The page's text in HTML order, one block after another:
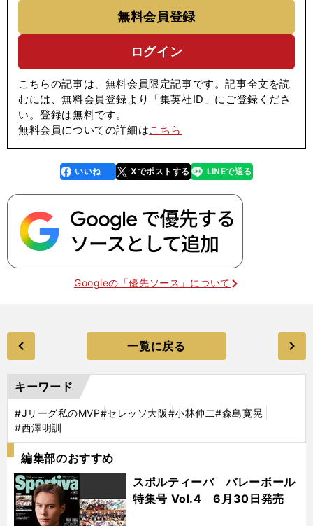
無料会員登録
ログイン
こちらの記事は、無料会員限定記事です。記事全文を読
むには、無料会員登録より「集英社ID」にご登録くださ
い。登録は無料です。
無料会員についての詳細はこちら
faceboo
k
いいね Xでポストする
line LINEで送る
Googleの「優先ソース」について
一覧に戻る
キーワード
#Jリーグ私のMVP#セレッソ大阪#小林伸二#森島寛晃
#西澤明訓
編集部のおすすめ
スポルティーバ バレーボール
特集号 Vol.4 6月30日発売